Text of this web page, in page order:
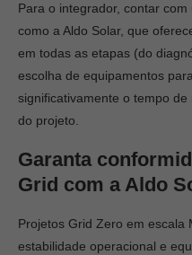
Para o integrador, contar
como a Aldo Solar, que
em todas as etapas (do
escolha de equipamentos
significativamente o tempo
do projeto.
Garanta
Grid com a Aldo
Projetos Grid Zero em escala
estabilidade operacional e